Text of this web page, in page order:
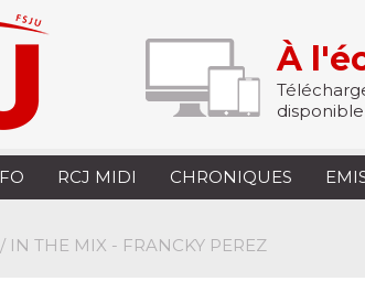
À
RCJ MIDI CHRONIQUES
/ IN THE MIX - FRANCKY PEREZ